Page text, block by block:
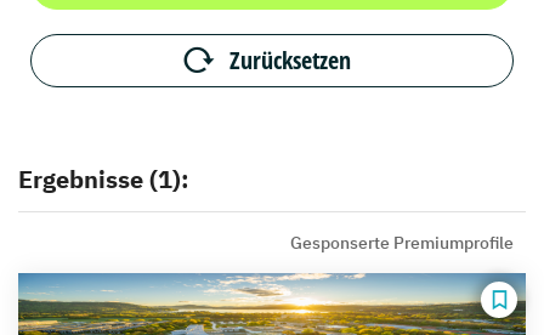
Zurücksetzen
Ergebnisse (1):
Gesponserte Premiumprofile